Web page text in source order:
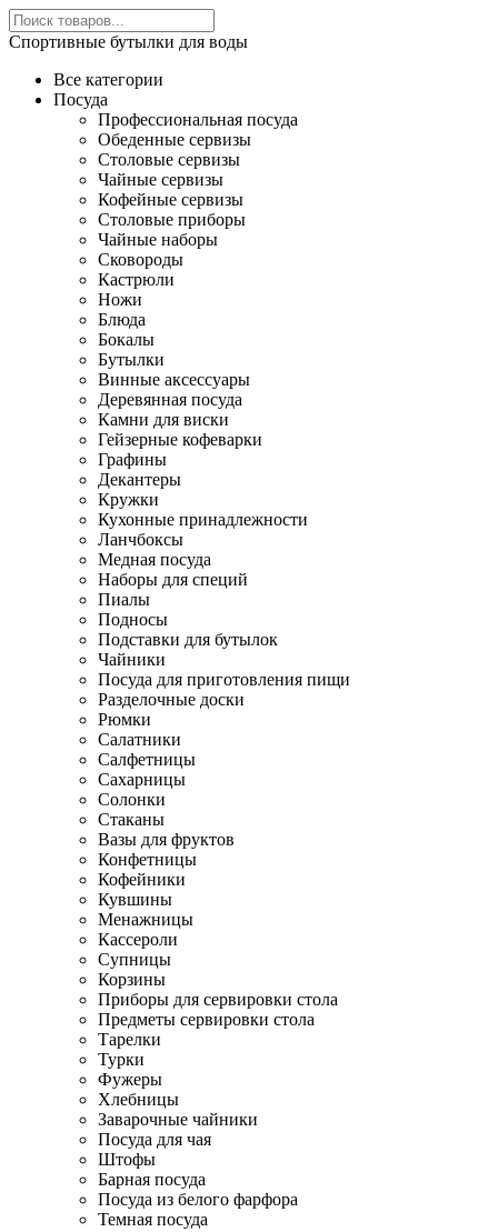
Спортивные бутылки для воды
Все категории
Посуда
Профессиональная посуда
Обеденные сервизы
Столовые сервизы
Чайные сервизы
Кофейные сервизы
Столовые приборы
Чайные наборы
Сковороды
Кастрюли
Ножи
Блюда
Бокалы
Бутылки
Винные аксессуары
Деревянная посуда
Камни для виски
Гейзерные кофеварки
Графины
Декантеры
Кружки
Кухонные принадлежности
Ланчбоксы
Медная посуда
Наборы для специй
Пиалы
Подносы
Подставки для бутылок
Чайники
Посуда для приготовления пищи
Разделочные доски
Рюмки
Салатники
Салфетницы
Сахарницы
Солонки
Стаканы
Вазы для фруктов
Конфетницы
Кофейники
Кувшины
Менажницы
Кассероли
Супницы
Корзины
Приборы для сервировки стола
Предметы сервировки стола
Тарелки
Турки
Фужеры
Хлебницы
Заварочные чайники
Посуда для чая
Штофы
Барная посуда
Посуда из белого фарфора
Темная посуда